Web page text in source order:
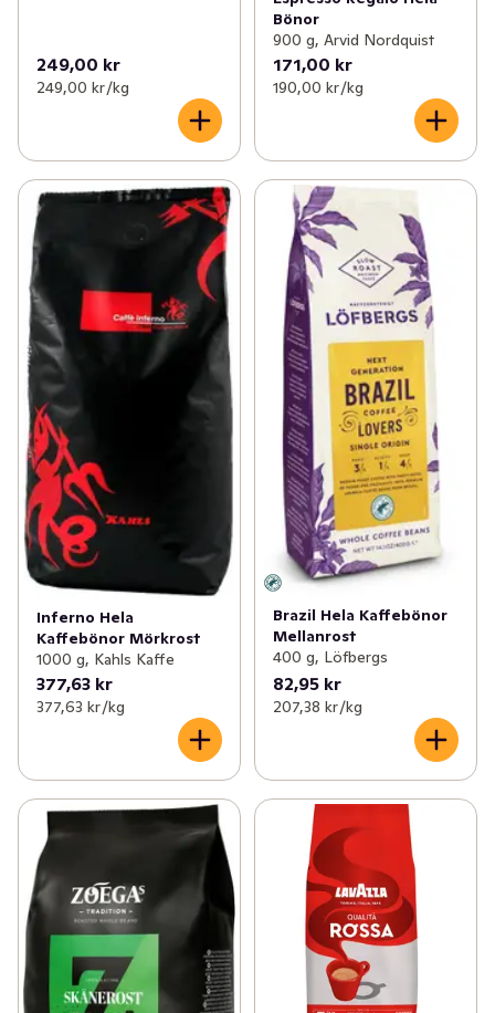
249,00 kr
249,00 kr /kg
Bönor
900 g, Arvid Nordquist
171,00 kr
190,00 kr /kg
Inferno Hela
Kaffebönor Mörkrost
1000 g, Kahls Kaffe
377,63 kr
377,63 kr /kg
Brazil Hela Kaffebönor
Mellanrost
400 g, Löfbergs
82,95 kr
207,38 kr /kg